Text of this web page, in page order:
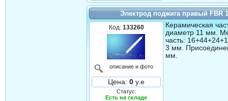
Электрод поджига правый FBR
Код: 133260
описание и фото
Цена: 0 у.е
Статус:
Есть на складе
Керамическая
диаметр 11 мм.
часть:
3 мм.
мм.